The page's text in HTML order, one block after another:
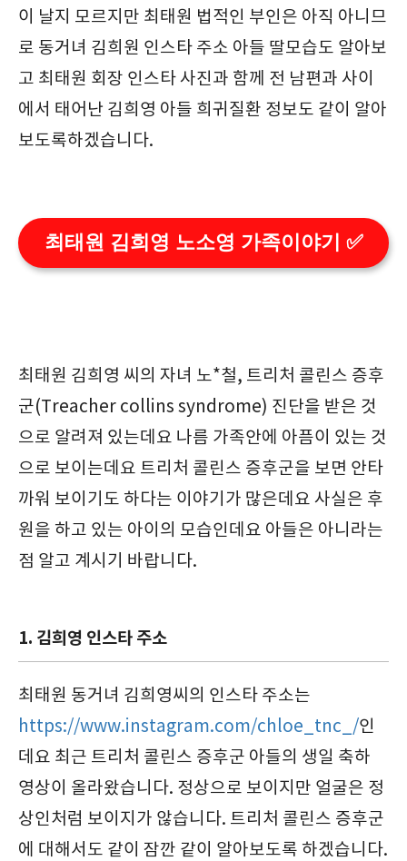
이 날지 모르지만 최태원 법적인 부인은 아직 아니므
로 동거녀 김희원 인스타 주소 아들 딸모습도 알아보
고 최태원 회장 인스타 사진과 함께 전 남편과 사이
에서 태어난 김희영 아들 희귀질환 정보도 같이 알아
보도록하겠습니다.
최태원 김희영 노소영 가족이야기 ✅
최태원 김희영 씨의 자녀 노*철, 트리처 콜린스 증후
군(Treacher collins syndrome) 진단을 받은 것
으로 알려져 있는데요 나름 가족안에 아픔이 있는 것
으로 보이는데요 트리처 콜린스 증후군을 보면 안타
까워 보이기도 하다는 이야기가 많은데요 사실은 후
원을 하고 있는 아이의 모습인데요 아들은 아니라는
점 알고 계시기 바랍니다.
1. 김희영 인스타 주소
최태원 동거녀 김희영씨의 인스타 주소는
https://www.instagram.com/chloe_tnc_/인
데요 최근 트리처 콜린스 증후군 아들의 생일 축하
영상이 올라왔습니다. 정상으로 보이지만 얼굴은 정
상인처럼 보이지가 않습니다. 트리처 콜린스 증후군
에 대해서도 같이 잠깐 같이 알아보도록 하겠습니다.